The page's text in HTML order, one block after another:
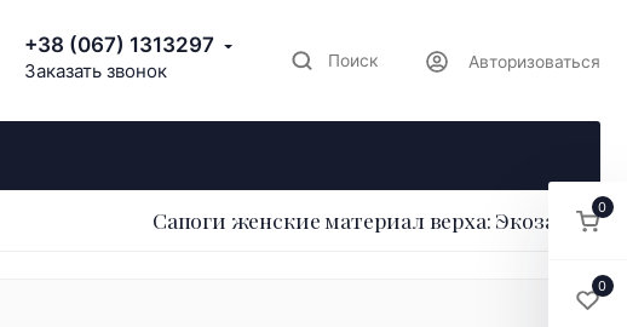
+38 (067) 1313297
Заказать звонок Поиск Авторизоваться
Сапоги женские материал верха: Экозамша0
0